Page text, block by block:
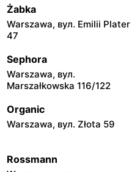
Warszawa, вул. Żurawia 18
Żabka
104
Żabka
Żabka
73
Żabka
Warszawa, вул. Emilii Plater
47
Sephora
Warszawa, вул.
Marszałkowska 116/122
Organic
Warszawa, вул. Złota 59
Rossmann